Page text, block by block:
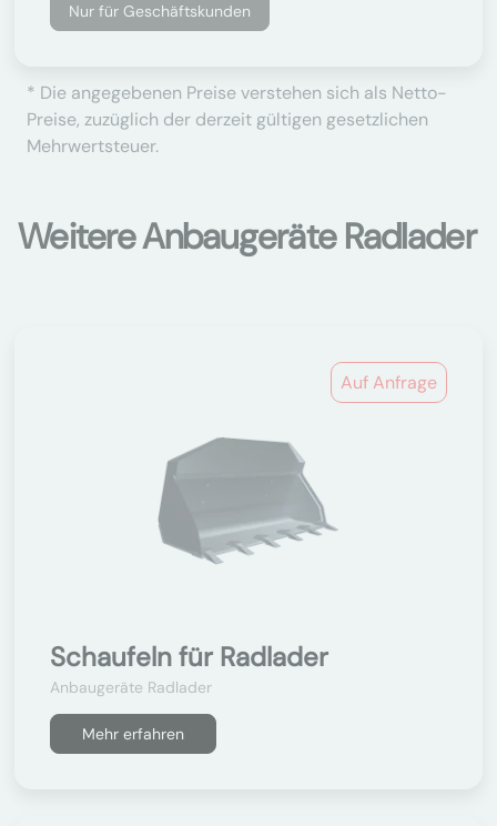
Nur für Geschäftskunden
* Die angegebenen Preise verstehen sich als Netto-
Preise, zuzüglich der derzeit gültigen gesetzlichen
Mehrwertsteuer.
Weitere Anbaugeräte Radlader
Auf Anfrage
Schaufeln für Radlader
Anbaugeräte Radlader
Mehr erfahren